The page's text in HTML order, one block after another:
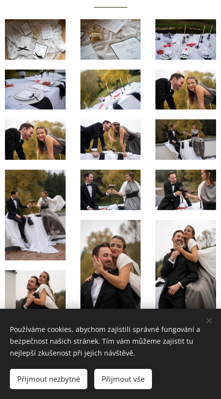
Používáme cookies, abychom zajistili správné fungování a
bezpečnost našich stránek. Tím vám můžeme zajistit tu
nejlepší zkušenost při jejich návštěvě.
Přijmout nezbytné Přijmout vše